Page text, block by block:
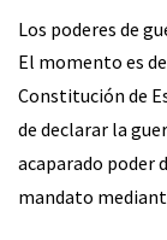
Los poderes de
El momento es
Constitución de
de declarar la
acaparado poder
mandato